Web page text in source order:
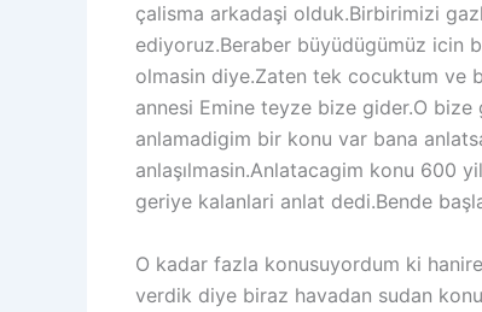
çalisma arkadaşi olduk.Birbirimizi
ediyoruz.Beraber büyüdügümüz icin
olmasin diye.Zaten tek cocuktum ve
annesi Emine teyze bize gider.O
anlamadigim bir konu var bana
anlaşılmasin.Anlatacagim konu 600
geriye kalanlari anlat dedi.Bende
O kadar fazla konusuyordum ki
verdik diye biraz havadan sudan